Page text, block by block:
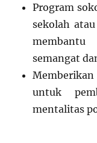
Program
sekolah
semangat
untuk
mentalitas